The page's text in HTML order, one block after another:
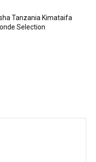
Tanzania Kimataifa
Selection